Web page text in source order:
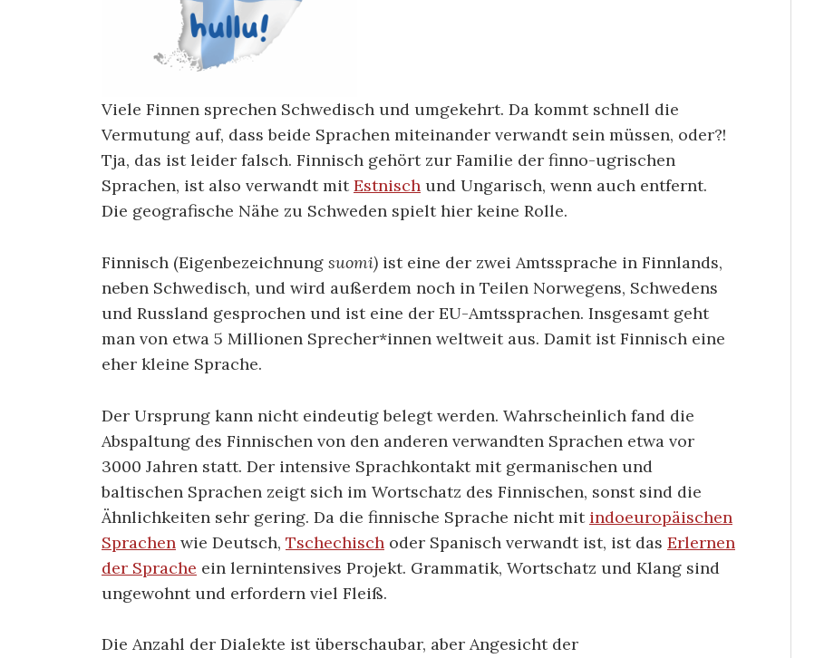
Viele Finnen sprechen Schwedisch und umgekehrt. Da kommt schnell die
Vermutung auf, dass beide Sprachen miteinander verwandt sein müssen, oder?!
Tja, das ist leider falsch. Finnisch gehört zur Familie der finno-ugrischen
Sprachen, ist also verwandt mitEstnisch und Ungarisch, wenn auch entfernt.
Die geografische Nähe zu Schweden spielt hier keine Rolle.
Finnisch (Eigenbezeichnung suomi) ist eine der zwei Amtssprache in Finnlands,
neben Schwedisch, und wird außerdem noch in Teilen Norwegens, Schwedens
und Russland gesprochen und ist eine der EU-Amtssprachen. Insgesamt geht
man von etwa 5 Millionen Sprecher*innen weltweit aus. Damit ist Finnisch eine
eher kleine Sprache.
Der Ursprung kann nicht eindeutig belegt werden. Wahrscheinlich fand die
Abspaltung des Finnischen von den anderen verwandten Sprachen etwa vor
3000 Jahren statt. Der intensive Sprachkontakt mit germanischen und
baltischen Sprachen zeigt sich im Wortschatz des Finnischen, sonst sind die
Ähnlichkeiten sehr gering. Da die finnische Sprache nicht mit indoeuropäischen
Sprachen wie Deutsch, Tschechisch oder Spanisch verwandt ist, ist das Erlernen
der Sprache ein lernintensives Projekt. Grammatik, Wortschatz und Klang sind
ungewohnt und erfordern viel Fleiß.
Die Anzahl der Dialekte ist überschaubar, aber Angesicht der